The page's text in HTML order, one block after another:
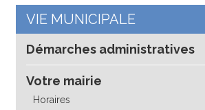
VIE MUNICIPALE
Démarches administratives
Votre mairie
Horaires